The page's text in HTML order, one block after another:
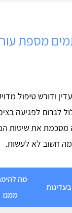
מספת עור
ודורש טיפול
לגרום לפגיעה
את שיטות
חשוב לא לעשות.
מה
ממנו